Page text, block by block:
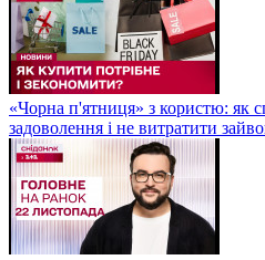
«Чорна п'ятниця» з користю: як
задоволення і не витратити